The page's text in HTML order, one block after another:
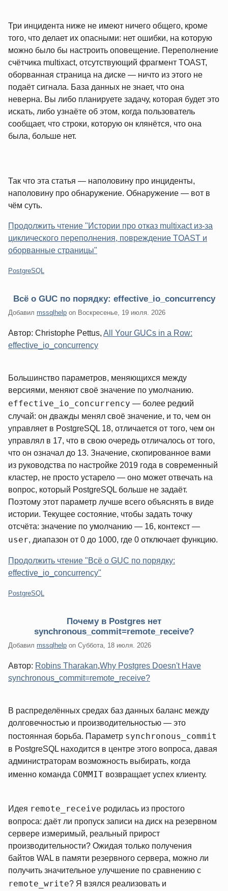
Три инцидента ниже не имеют ничего общего, кроме
того, что делает их опасными: нет ошибки, на которую
можно было бы настроить оповещение. Переполнение
счётчика multixact, отсутствующий фрагмент TOAST,
оборванная страница на диске — ничто из этого не
подаёт сигнала. База данных не знает, что она
неверна. Вы либо планируете задачу, которая будет это
искать, либо узнаёте об этом, когда пользователь
сообщает, что строки, которую он клянётся, что она
была, больше нет.
Так что эта статья — наполовину про инциденты,
наполовину про обнаружение. Обнаружение — вот в
чём суть.
Продолжить чтение "Истории про отказ multixact из-за
циклического переполнения, повреждение TOAST и
оборванные страницы"
Категории:
PostgreSQL
Всё о GUC по порядку: effective_io_concurrency
Добавил mssqlhelp on Воскресенье, 19 июля. 2026
Автор: Christophe Pettus, All Your GUCs in a Row:
effective_io_concurrency
Большинство параметров, меняющихся между
версиями, меняют своё значение по умолчанию.
effective_io_concurrency — более редкий
случай: он дважды менял своё значение, и то, чем он
управляет в PostgreSQL 18, отличается от того, чем он
управлял в 17, что в свою очередь отличалось от того,
что он означал до 13. Значение, скопированное вами
из руководства по настройке 2019 года в современный
кластер, не просто устарело — оно может отвечать на
вопрос, который PostgreSQL больше не задаёт.
Поэтому этот параметр лучше всего объяснять в виде
истории. Текущее состояние, чтобы задать точку
отсчёта: значение по умолчанию — 16, контекст —
user, диапазон от 0 до 1000, где 0 отключает функцию.
Продолжить чтение "Всё о GUC по порядку:
effective_io_concurrency"
Категории:
PostgreSQL
Почему в Postgres нет
synchronous_commit=remote_receive?
Добавил mssqlhelp on Суббота, 18 июля. 2026
Автор: Robins Tharakan,Why Postgres Doesn't Have
synchronous_commit=remote_receive?
В распределённых средах баз данных баланс между
долговечностью и производительностью — это
постоянная борьба. Параметр synchronous_commit
в PostgreSQL находится в центре этого вопроса, давая
администраторам возможность выбирать, когда
именно команда COMMIT возвращает успех клиенту.
Идея remote_receive родилась из простого
вопроса: даёт ли пропуск записи на диск на резервном
сервере измеримый, реальный прирост
производительности? Ожидая только получения
байтов WAL в памяти резервного сервера, можно ли
получить значительное улучшение по сравнению с
remote_write? Я взялся реализовать и